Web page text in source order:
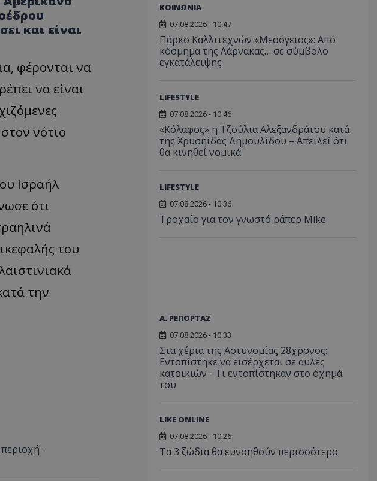
και είναι
φέρονται να
να είναι
νότιο
Ισραήλ
ότι
του
την
-
ΚΟΙΝΩΝΙΑ
07.08.2026 - 10:47
Πάρκο Καλλιτεχνών «Μεσόγειος»: Από
κόσμημα της Λάρνακας… σε σύμβολο
εγκατάλειψης
LIFESTYLE
07.08.2026 - 10:46
«Κόλαφος» η Τζούλια Αλεξανδράτου κατά
της Χρυσηίδας Δημουλίδου – Απειλεί ότι
θα κινηθεί νομικά
LIFESTYLE
07.08.2026 - 10:36
Τροχαίο για τον γνωστό ράπερ Mike
Α. ΡΕΠΟΡΤΑΖ
07.08.2026 - 10:33
Στα χέρια της Αστυνομίας 28χρονος:
Εντοπίστηκε να εισέρχεται σε αυλές
κατοικιών - Τι εντοπίστηκαν στο όχημά
του
LIKE ONLINE
07.08.2026 - 10:26
Τα 3 ζώδια θα ευνοηθούν περισσότερο